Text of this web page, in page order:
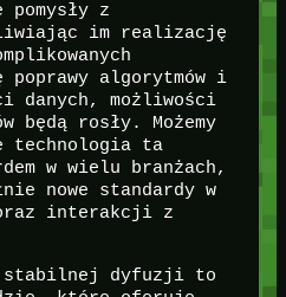
pomysły z
im realizację
poprawy algorytmów i
danych, możliwości
będą rosły. Możemy
technologia ta
w wielu branżach,
nowe standardy w
interakcji z
stabilnej dyfuzji to